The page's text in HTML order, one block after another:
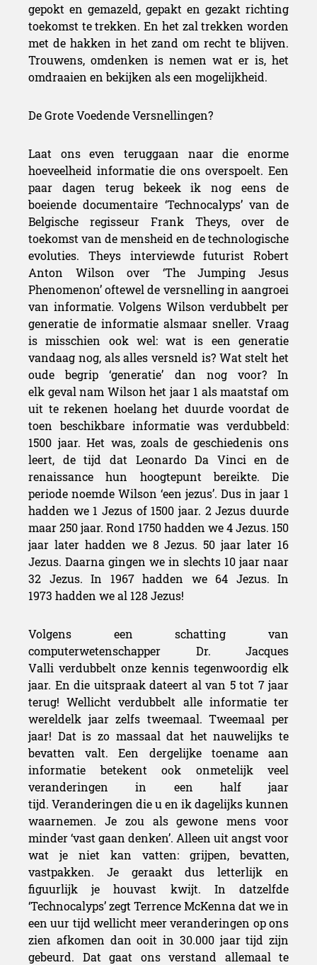
gepokt en gemazeld, gepakt en gezakt richting
toekomst te trekken. En het zal trekken worden
met de hakken in het zand om recht te blijven.
Trouwens, omdenken is nemen wat er is, het
omdraaien en bekijken als een mogelijkheid.
De Grote Voedende Versnellingen?
Laat ons even teruggaan naar die enorme
hoeveelheid informatie die ons overspoelt. Een
paar dagen terug bekeek ik nog eens de
boeiende documentaire ‘Technocalyps’ van de
Belgische regisseur Frank Theys, over de
toekomst van de mensheid en de technologische
evoluties. Theys interviewde futurist Robert
Anton Wilson over ‘The Jumping Jesus
Phenomenon’ oftewel de versnelling in aangroei
van informatie. Volgens Wilson verdubbelt per
generatie de informatie alsmaar sneller. Vraag
is misschien ook wel: wat is een generatie
vandaag nog, als alles versneld is? Wat stelt het
oude begrip ‘generatie’ dan nog voor? In
elk geval nam Wilson het jaar 1 als maatstaf om
uit te rekenen hoelang het duurde voordat de
toen beschikbare informatie was verdubbeld:
1500 jaar. Het was, zoals de geschiedenis ons
leert, de tijd dat Leonardo Da Vinci en de
renaissance hun hoogtepunt bereikte. Die
periode noemde Wilson ‘een jezus’. Dus in jaar 1
hadden we 1 Jezus of 1500 jaar. 2 Jezus duurde
maar 250 jaar. Rond 1750 hadden we 4 Jezus. 150
jaar later hadden we 8 Jezus. 50 jaar later 16
Jezus. Daarna gingen we in slechts 10 jaar naar
32 Jezus. In 1967 hadden we 64 Jezus. In
1973 hadden we al 128 Jezus!
Volgens een schatting van
computerwetenschapper Dr. Jacques
Valli verdubbelt onze kennis tegenwoordig elk
jaar. En die uitspraak dateert al van 5 tot 7 jaar
terug! Wellicht verdubbelt alle informatie ter
wereldelk jaar zelfs tweemaal. Tweemaal per
jaar! Dat is zo massaal dat het nauwelijks te
bevatten valt. Een dergelijke toename aan
informatie betekent ook onmetelijk veel
veranderingen in een half jaar
tijd. Veranderingen die u en ik dagelijks kunnen
waarnemen. Je zou als gewone mens voor
minder ‘vast gaan denken’. Alleen uit angst voor
wat je niet kan vatten: grijpen, bevatten,
vastpakken. Je geraakt dus letterlijk en
figuurlijk je houvast kwijt. In datzelfde
‘Technocalyps’ zegt Terrence McKenna dat we in
een uur tijd wellicht meer veranderingen op ons
zien afkomen dan ooit in 30.000 jaar tijd zijn
gebeurd. Dat gaat ons verstand allemaal te